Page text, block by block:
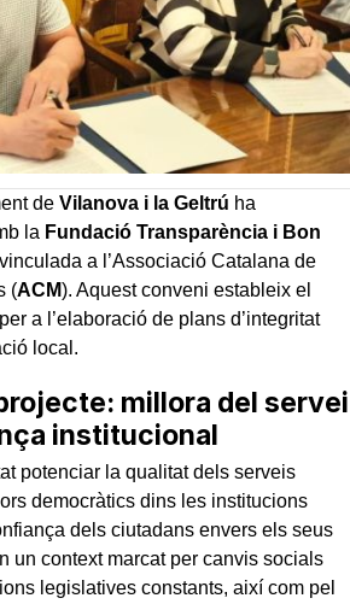
de Vilanova i la Geltrú ha
la Fundació Transparència i Bon
a l’Associació Catalana de
(ACM). Aquest conveni estableix el
a l’elaboració de plans d’integritat
local.
millora del servei
institucional
potenciar la qualitat dels serveis
democràtics dins les institucions
dels ciutadans envers els seus
un context marcat per canvis socials
legislatives constants, així com pel